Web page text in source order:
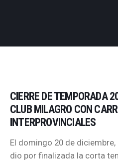
ANTESALA
NOTICIAS
ENTREVISTAS
CIERRE DE TEMPORADA
CLUB MILAGRO CON
INTERPROVINCIALES
El domingo 20 de
dio por finalizada la corta